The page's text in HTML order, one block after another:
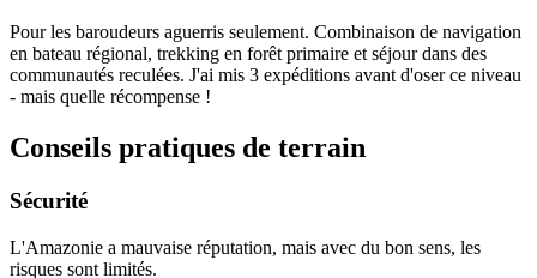
Pour les baroudeurs aguerris seulement. Combinaison de navigation
en bateau régional, trekking en forêt primaire et séjour dans des
communautés reculées. J'ai mis 3 expéditions avant d'oser ce niveau
- mais quelle récompense !
Conseils pratiques de terrain
Sécurité
L'Amazonie a mauvaise réputation, mais avec du bon sens, les
risques sont limités.